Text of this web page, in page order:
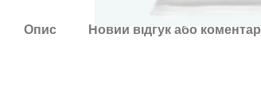
Опис Новий відгук або коментар